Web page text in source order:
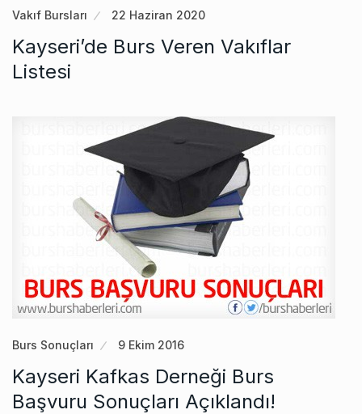
Vakıf Bursları 22 Haziran 2020
Kayseri’de Burs Veren Vakıflar
Listesi
Burs Sonuçları 9 Ekim 2016
Kayseri Kafkas Derneği ‏Burs
Başvuru Sonuçları Açıklandı!